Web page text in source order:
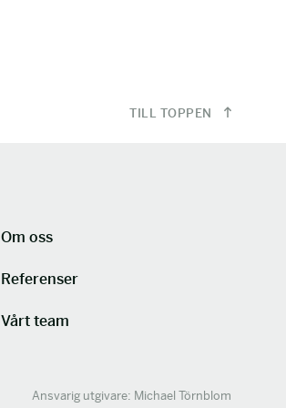
TILL TOPPEN
Om oss
Referenser
Vårt team
Ansvarig utgivare: Michael Törnblom